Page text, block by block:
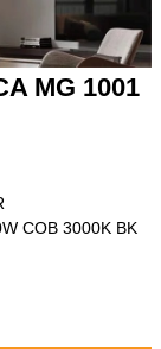
MG 1001
COB 3000K BK